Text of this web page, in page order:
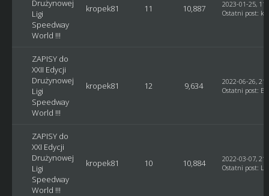
Drużynowej
Ligi
Speedway
World !!!
kropek81 11 10,887
2023-01-25,
Ostatni post:
ZAPISY do
XXII Edycji
Drużynowej
Ligi
Speedway
World !!!
kropek81 12 9,634
2022-06-26,
Ostatni post:
ZAPISY do
XXI Edycji
Drużynowej
Ligi
Speedway
World !!!
kropek81 10 10,884
2022-03-07,
Ostatni post: